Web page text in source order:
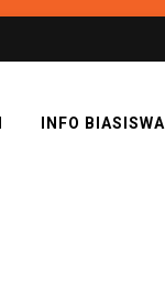
INFO BIASISWA